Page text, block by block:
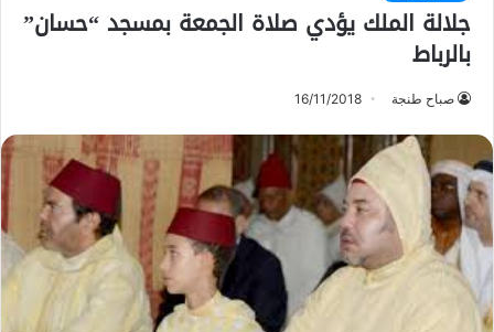
جلالة الملك يؤدي صلاة الجمعة بمسجد “حسان”
بالرباط
صباح طنجة 16/11/2018